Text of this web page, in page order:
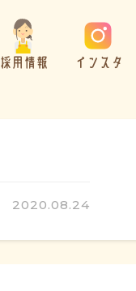
採用情報 インスタ
2020.08.24